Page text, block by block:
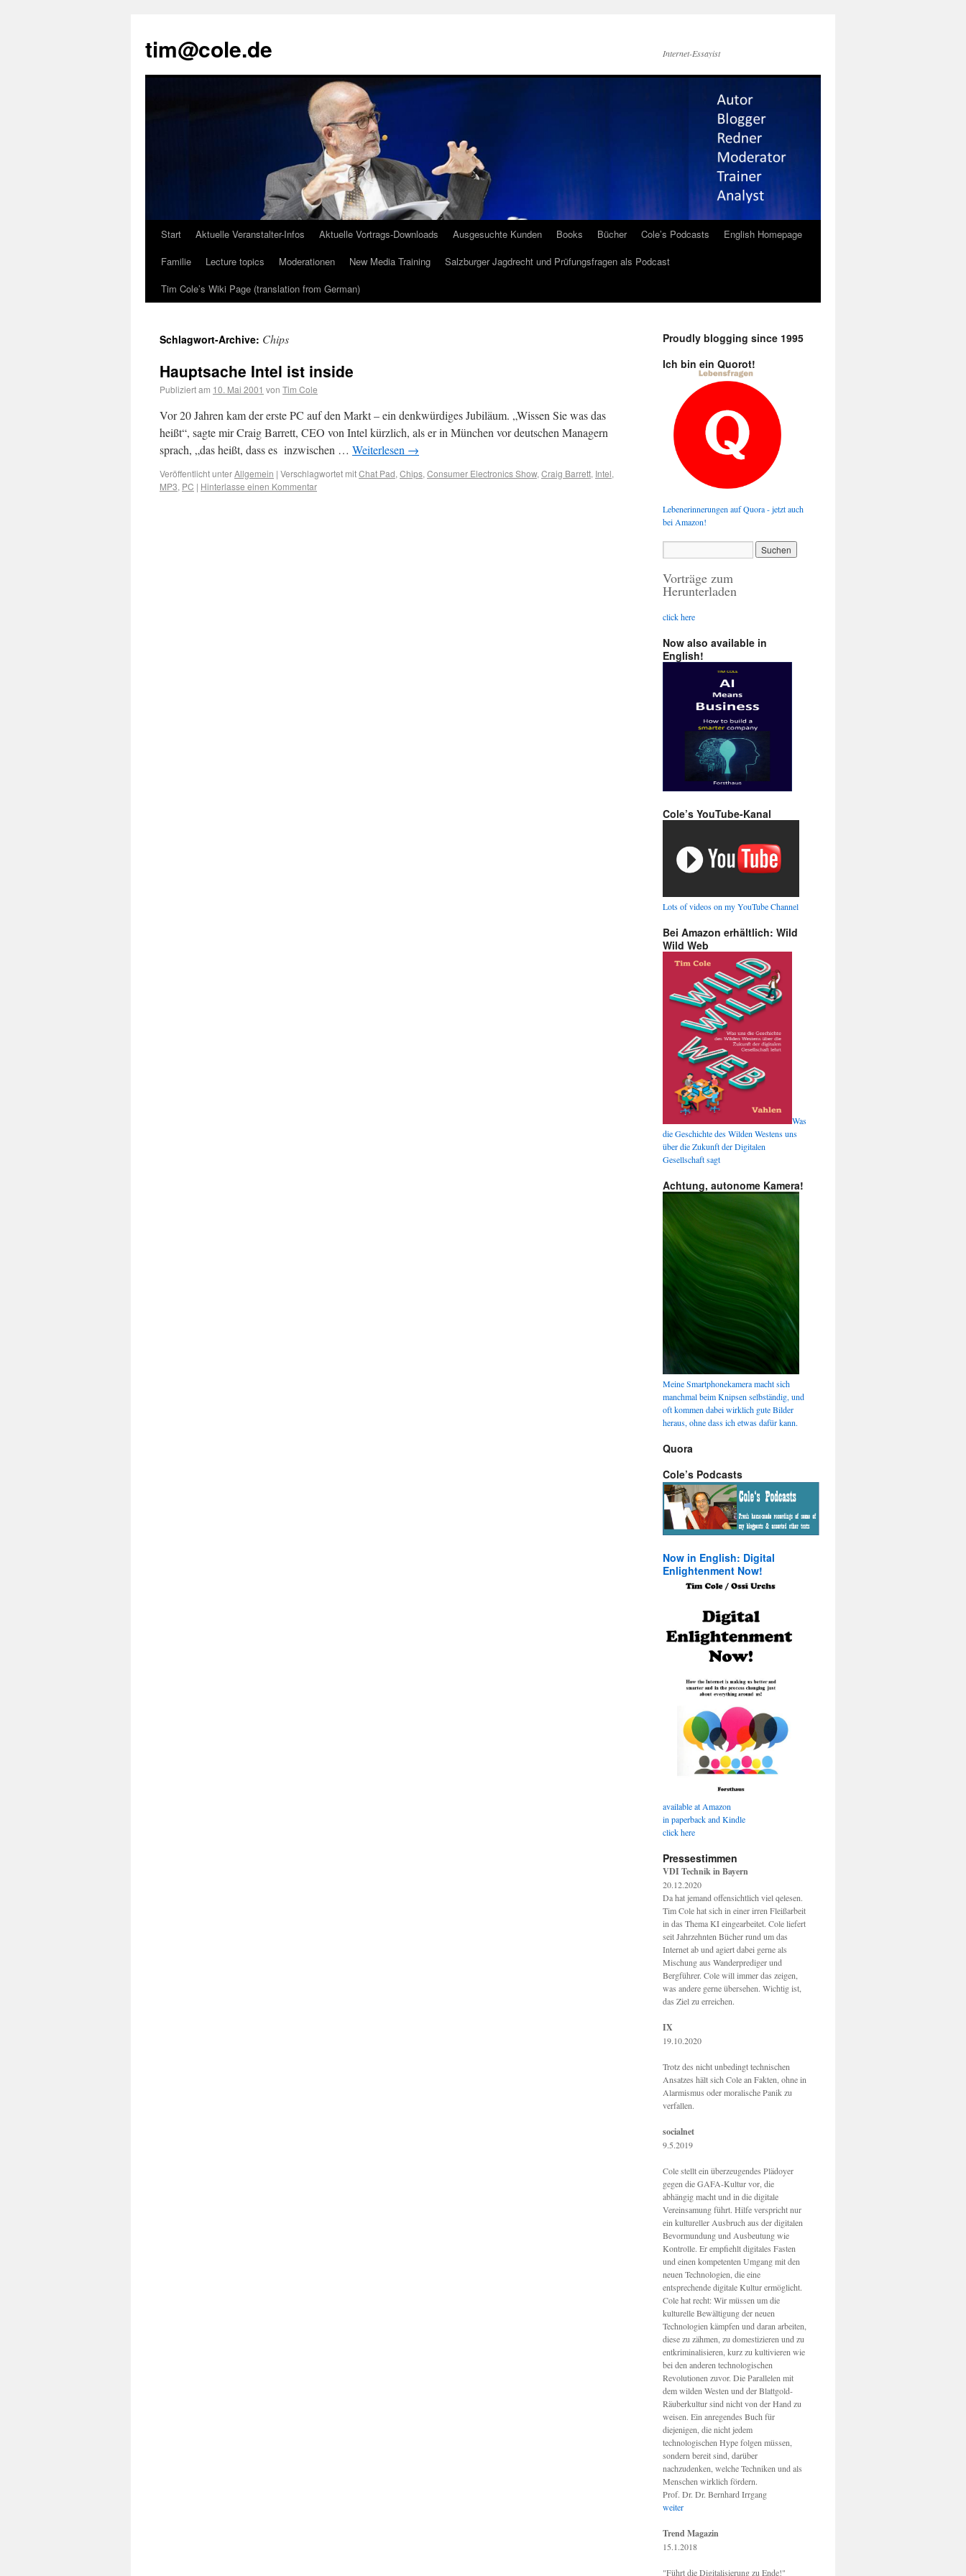
tim@cole.de Internet-Essayist
Start Aktuelle Veranstalter-Infos Aktuelle Vortrags-Downloads Ausgesuchte Kunden Books Bücher Cole’s Podcasts
English Homepage
Familie
Lecture topics Moderationen New Media Training
Salzburger Jagdrecht und Prüfungsfragen als Podcast
Tim Cole’s Wiki Page (translation from German)
Schlagwort-Archive: Chips
Hauptsache Intel ist inside
Publiziert am 10. Mai 2001 von Tim Cole
Vor 20 Jahren kam der erste PC auf den Markt – ein denkwürdiges Jubiläum. „Wissen Sie was das
heißt“, sagte mir Craig Barrett, CEO von Intel kürzlich, als er in München vor deutschen Managern
sprach, „das heißt, dass es inzwischen … Weiterlesen →
Veröffentlicht unterAllgemein | Verschlagwortet mitChat Pad, Chips, Consumer Electronics Show, Craig Barrett, Intel,
MP3, PC | Hinterlasse einen Kommentar
Proudly blogging since 1995
Ich bin ein Quorot!
Lebenerinnerungen auf Quora - jetzt auch
bei Amazon!
Vorträge zum
Herunterladen
click here
Now also available in
English!
Cole’s YouTube-Kanal
Lots of videos on my YouTube Channel
Bei Amazon erhältlich: Wild
Wild Web
Was
die Geschichte des Wilden Westens uns
über die Zukunft der Digitalen
Gesellschaft sagt
Achtung, autonome Kamera!
Meine Smartphonekamera macht sich
manchmal beim Knipsen selbständig, und
oft kommen dabei wirklich gute Bilder
heraus, ohne dass ich etwas dafür kann.
Quora
Cole’s Podcasts
Now in English: Digital
Enlightenment Now!
available at Amazon
in paperback and Kindle
click here
Pressestimmen
VDI Technik in Bayern
20.12.2020
Da hat jemand offensichtlich viel qelesen.
Tim Cole hat sich in einer irren Fleißarbeit
in das Thema KI eingearbeitet. Cole liefert
seit Jahrzehnten Bücher rund um das
Internet ab und agiert dabei gerne als
Mischung aus Wanderprediger und
Bergführer. Cole will immer das zeigen,
was andere gerne übersehen. Wichtig ist,
das Ziel zu erreichen.
IX
19.10.2020
Trotz des nicht unbedingt technischen
Ansatzes hält sich Cole an Fakten, ohne in
Alarmismus oder moralische Panik zu
verfallen.
socialnet
9.5.2019
Cole stellt ein überzeugendes Plädoyer
gegen die GAFA-Kultur vor, die
abhängig macht und in die digitale
Vereinsamung führt. Hilfe verspricht nur
ein kultureller Ausbruch aus der digitalen
Bevormundung und Ausbeutung wie
Kontrolle. Er empfiehlt digitales Fasten
und einen kompetenten Umgang mit den
neuen Technologien, die eine
entsprechende digitale Kultur ermöglicht.
Cole hat recht: Wir müssen um die
kulturelle Bewältigung der neuen
Technologien kämpfen und daran arbeiten,
diese zu zähmen, zu domestizieren und zu
entkriminalisieren, kurz zu kultivieren wie
bei den anderen technologischen
Revolutionen zuvor. Die Parallelen mit
dem wilden Westen und der Blattgold-
Räuberkultur sind nicht von der Hand zu
weisen. Ein anregendes Buch für
diejenigen, die nicht jedem
technologischen Hype folgen müssen,
sondern bereit sind, darüber
nachzudenken, welche Techniken und als
Menschen wirklich fördern.
Prof. Dr. Dr. Bernhard Irrgang
weiter
Trend Magazin
15.1.2018
"Führt die Digitalisierung zu Ende!"